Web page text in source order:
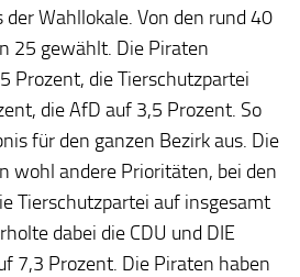
der Wahllokale. Von den rund 40
25 gewählt. Die Piraten
Prozent, die Tierschutzpartei
die AfD auf 3,5 Prozent. So
für den ganzen Bezirk aus. Die
wohl andere Prioritäten, bei den
Tierschutzpartei auf insgesamt
dabei die CDU und DIE
7,3 Prozent. Die Piraten haben